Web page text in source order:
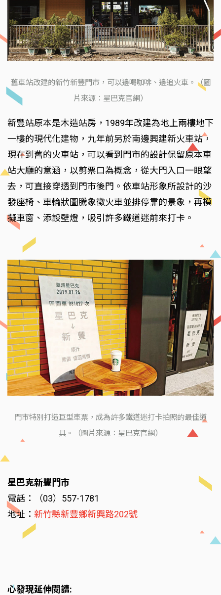
舊車站改建的新竹新豐門市，可以邊喝咖啡、邊追火車。（圖
片來源：星巴克官網）
新豐站原本是木造站房，1989年改建為地上兩樓地下
一樓的現代化建物，九年前另於南邊興建新火車站，
現在到舊的火車站，可以看到門市的設計保留原本車
站大廳的意涵，以剪票口為概念，從大門入口一眼望
去，可直接穿透到門市後門。依車站形象所設計的沙
發座椅、車輪狀圖騰象徵火車並排停靠的景象，再模
擬車窗、添設壁燈，吸引許多鐵道迷前來打卡。
門市特別打造巨型車票，成為許多鐵道迷打卡拍照的最佳道
具。（圖片來源：星巴克官網）
星巴克新豐門市
電話：（03）557-1781
地址： 新竹縣新豐鄉新興路202號
心發現延伸閱讀: